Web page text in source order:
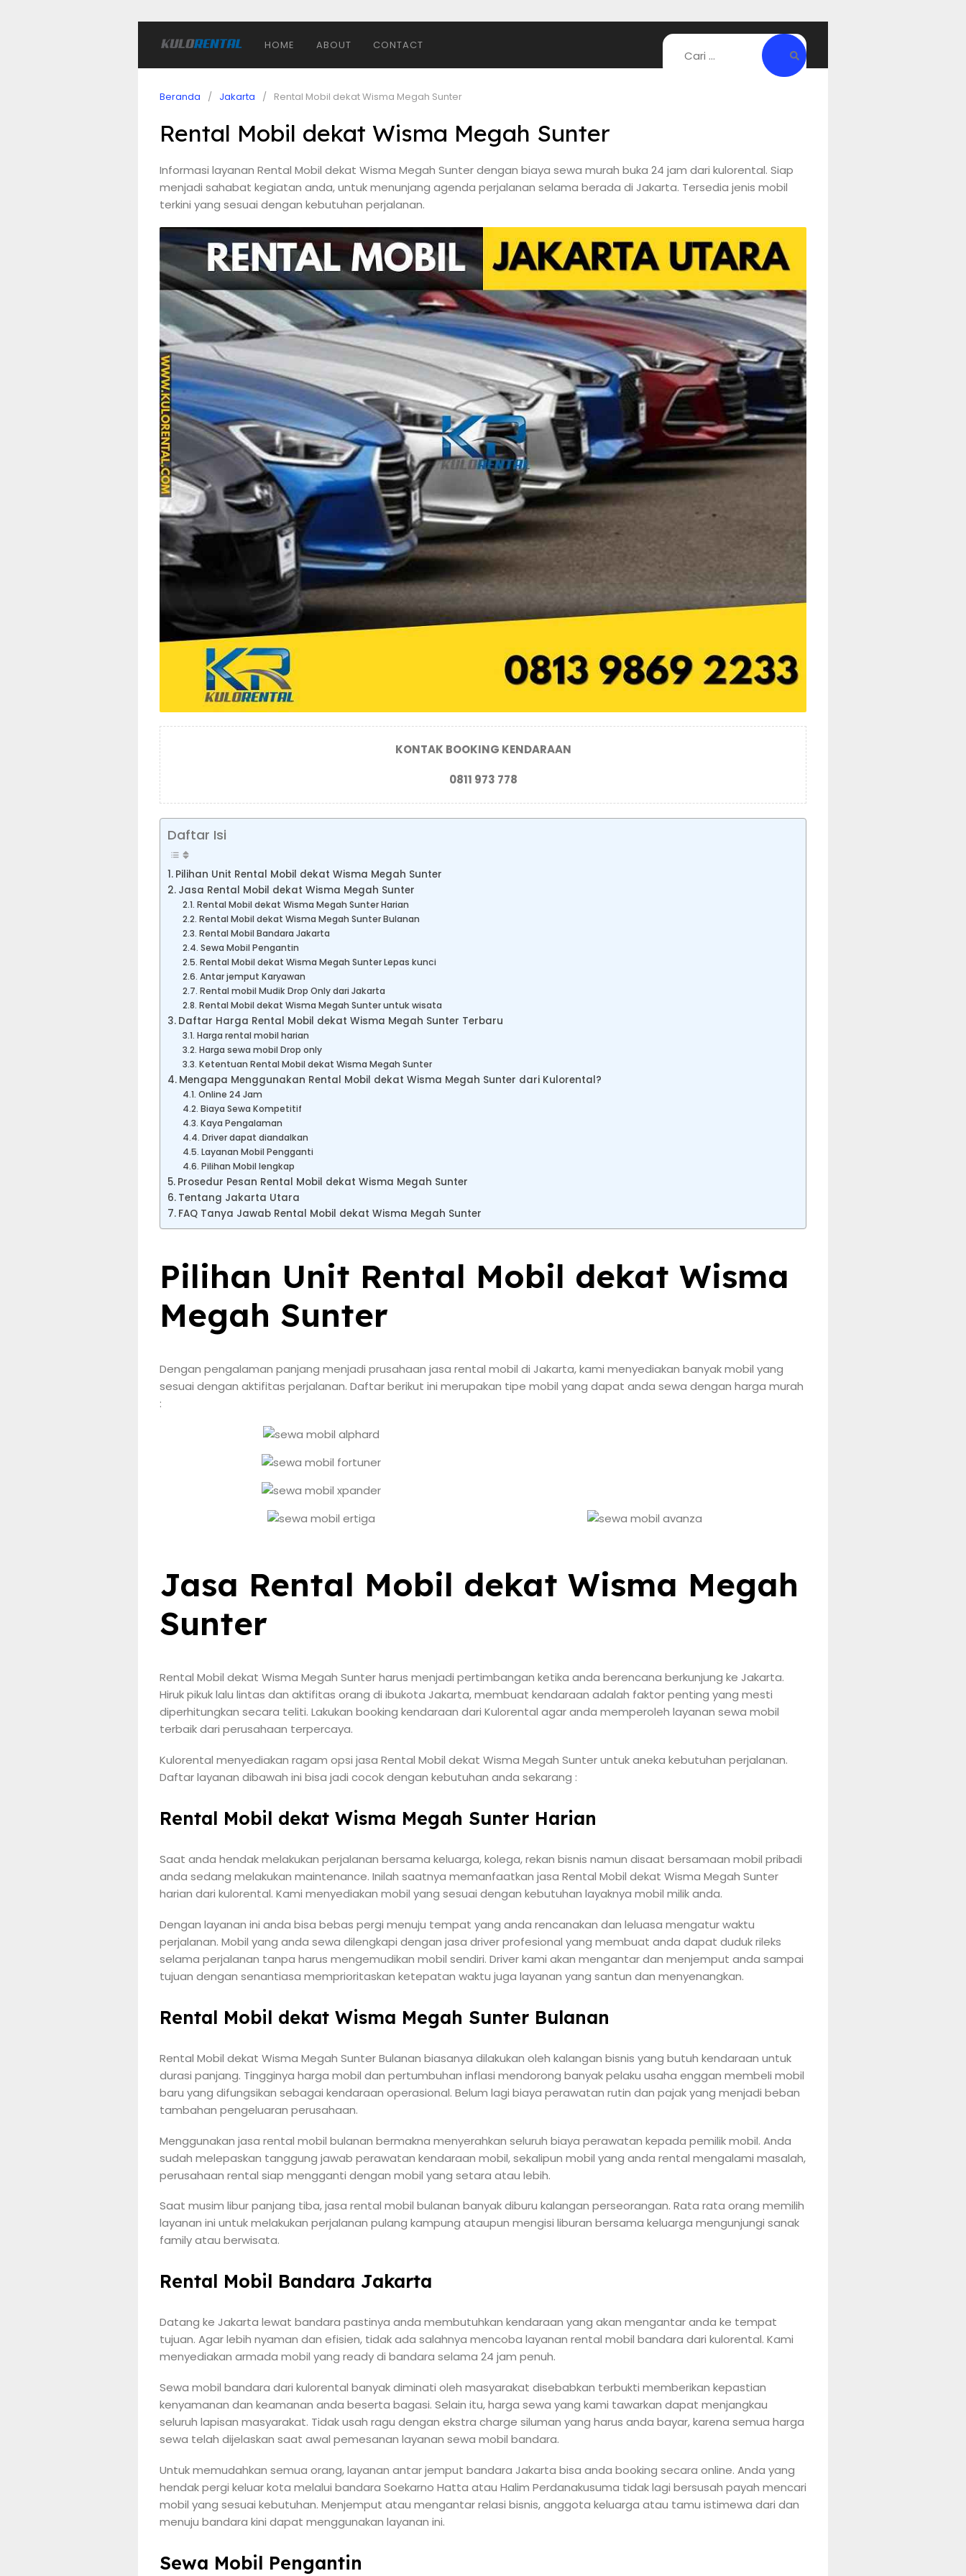
HOME ABOUT CONTACT
Beranda Jakarta Rental Mobil dekat Wisma Megah Sunter
Rental Mobil dekat Wisma Megah Sunter
Informasi layanan Rental Mobil dekat Wisma Megah Sunter dengan biaya sewa murah buka 24 jam dari kulorental. Siap
menjadi sahabat kegiatan anda, untuk menunjang agenda perjalanan selama berada di Jakarta. Tersedia jenis mobil
terkini yang sesuai dengan kebutuhan perjalanan.
KONTAK BOOKING KENDARAAN
0811 973 778
Daftar Isi
Pilihan Unit Rental Mobil dekat Wisma Megah Sunter
Jasa Rental Mobil dekat Wisma Megah Sunter
Rental Mobil dekat Wisma Megah Sunter Harian
Rental Mobil dekat Wisma Megah Sunter Bulanan
Rental Mobil Bandara Jakarta
Sewa Mobil Pengantin
Rental Mobil dekat Wisma Megah Sunter Lepas kunci
Antar jemput Karyawan
Rental mobil Mudik Drop Only dari Jakarta
Rental Mobil dekat Wisma Megah Sunter untuk wisata
Daftar Harga Rental Mobil dekat Wisma Megah Sunter Terbaru
Harga rental mobil harian
Harga sewa mobil Drop only
Ketentuan Rental Mobil dekat Wisma Megah Sunter
Mengapa Menggunakan Rental Mobil dekat Wisma Megah Sunter dari Kulorental?
Online 24 Jam
Biaya Sewa Kompetitif
Kaya Pengalaman
Driver dapat diandalkan
Layanan Mobil Pengganti
Pilihan Mobil lengkap
Prosedur Pesan Rental Mobil dekat Wisma Megah Sunter
Tentang Jakarta Utara
FAQ Tanya Jawab Rental Mobil dekat Wisma Megah Sunter
Pilihan Unit Rental Mobil dekat Wisma
Megah Sunter
Dengan pengalaman panjang menjadi prusahaan jasa rental mobil di Jakarta, kami menyediakan banyak mobil yang
sesuai dengan aktifitas perjalanan. Daftar berikut ini merupakan tipe mobil yang dapat anda sewa dengan harga murah
:
Jasa Rental Mobil dekat Wisma Megah
Sunter
Rental Mobil dekat Wisma Megah Sunter harus menjadi pertimbangan ketika anda berencana berkunjung ke Jakarta.
Hiruk pikuk lalu lintas dan aktifitas orang di ibukota Jakarta, membuat kendaraan adalah faktor penting yang mesti
diperhitungkan secara teliti. Lakukan booking kendaraan dari Kulorental agar anda memperoleh layanan sewa mobil
terbaik dari perusahaan terpercaya.
Kulorental menyediakan ragam opsi jasa Rental Mobil dekat Wisma Megah Sunter untuk aneka kebutuhan perjalanan.
Daftar layanan dibawah ini bisa jadi cocok dengan kebutuhan anda sekarang :
Rental Mobil dekat Wisma Megah Sunter Harian
Saat anda hendak melakukan perjalanan bersama keluarga, kolega, rekan bisnis namun disaat bersamaan mobil pribadi
anda sedang melakukan maintenance. Inilah saatnya memanfaatkan jasa Rental Mobil dekat Wisma Megah Sunter
harian dari kulorental. Kami menyediakan mobil yang sesuai dengan kebutuhan layaknya mobil milik anda.
Dengan layanan ini anda bisa bebas pergi menuju tempat yang anda rencanakan dan leluasa mengatur waktu
perjalanan. Mobil yang anda sewa dilengkapi dengan jasa driver profesional yang membuat anda dapat duduk rileks
selama perjalanan tanpa harus mengemudikan mobil sendiri. Driver kami akan mengantar dan menjemput anda sampai
tujuan dengan senantiasa memprioritaskan ketepatan waktu juga layanan yang santun dan menyenangkan.
Rental Mobil dekat Wisma Megah Sunter Bulanan
Rental Mobil dekat Wisma Megah Sunter Bulanan biasanya dilakukan oleh kalangan bisnis yang butuh kendaraan untuk
durasi panjang. Tingginya harga mobil dan pertumbuhan inflasi mendorong banyak pelaku usaha enggan membeli mobil
baru yang difungsikan sebagai kendaraan operasional. Belum lagi biaya perawatan rutin dan pajak yang menjadi beban
tambahan pengeluaran perusahaan.
Menggunakan jasa rental mobil bulanan bermakna menyerahkan seluruh biaya perawatan kepada pemilik mobil. Anda
sudah melepaskan tanggung jawab perawatan kendaraan mobil, sekalipun mobil yang anda rental mengalami masalah,
perusahaan rental siap mengganti dengan mobil yang setara atau lebih.
Saat musim libur panjang tiba, jasa rental mobil bulanan banyak diburu kalangan perseorangan. Rata rata orang memilih
layanan ini untuk melakukan perjalanan pulang kampung ataupun mengisi liburan bersama keluarga mengunjungi sanak
family atau berwisata.
Rental Mobil Bandara Jakarta
Datang ke Jakarta lewat bandara pastinya anda membutuhkan kendaraan yang akan mengantar anda ke tempat
tujuan. Agar lebih nyaman dan efisien, tidak ada salahnya mencoba layanan rental mobil bandara dari kulorental. Kami
menyediakan armada mobil yang ready di bandara selama 24 jam penuh.
Sewa mobil bandara dari kulorental banyak diminati oleh masyarakat disebabkan terbukti memberikan kepastian
kenyamanan dan keamanan anda beserta bagasi. Selain itu, harga sewa yang kami tawarkan dapat menjangkau
seluruh lapisan masyarakat. Tidak usah ragu dengan ekstra charge siluman yang harus anda bayar, karena semua harga
sewa telah dijelaskan saat awal pemesanan layanan sewa mobil bandara.
Untuk memudahkan semua orang, layanan antar jemput bandara Jakarta bisa anda booking secara online. Anda yang
hendak pergi keluar kota melalui bandara Soekarno Hatta atau Halim Perdanakusuma tidak lagi bersusah payah mencari
mobil yang sesuai kebutuhan. Menjemput atau mengantar relasi bisnis, anggota keluarga atau tamu istimewa dari dan
menuju bandara kini dapat menggunakan layanan ini.
Sewa Mobil Pengantin